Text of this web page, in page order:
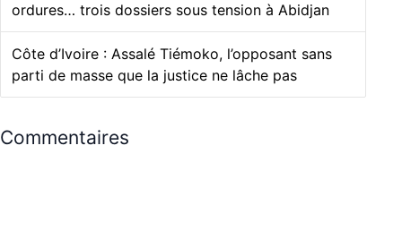
ordures… trois dossiers sous tension à Abidjan
Côte d’Ivoire : Assalé Tiémoko, l’opposant sans
parti de masse que la justice ne lâche pas
Commentaires